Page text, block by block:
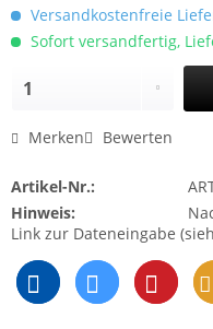
Versandkostenfreie
Sofort versandfertig,
Merken Bewerten
Artikel-Nr.:
Hinweis:
Link zur Dateneingabe